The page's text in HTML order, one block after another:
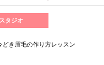
タジオ
き眉毛の作り方レッスン